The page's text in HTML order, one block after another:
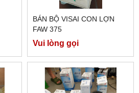
BÁN BỘ VISAI CON LỢN
FAW 375
Vui lòng gọi